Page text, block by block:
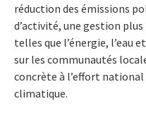
réduction des émissions
d’activité, une gestion
telles que l’énergie, l’eau
sur les communautés
concrète à l’effort
climatique.